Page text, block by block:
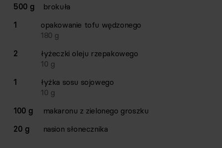
Lista składników przepisu z ilościami i wagami
Ilość Składnik
500 g
brokuła
1
opakowanie tofu wędzonego
180 g
2
łyżeczki oleju rzepakowego
10 g
1
łyżka sosu sojowego
10 g
100 g
makaronu z zielonego groszku
20 g
nasion słonecznika